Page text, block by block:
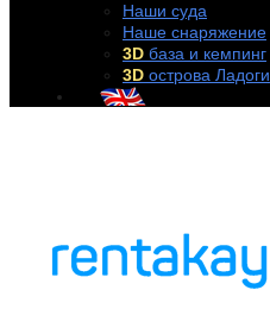
Наши суда
Наше снаряжение
3D база и кемпинг
3D острова Ладоги